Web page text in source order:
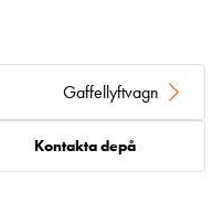
Gaffellyftvagn
Kontakta depå